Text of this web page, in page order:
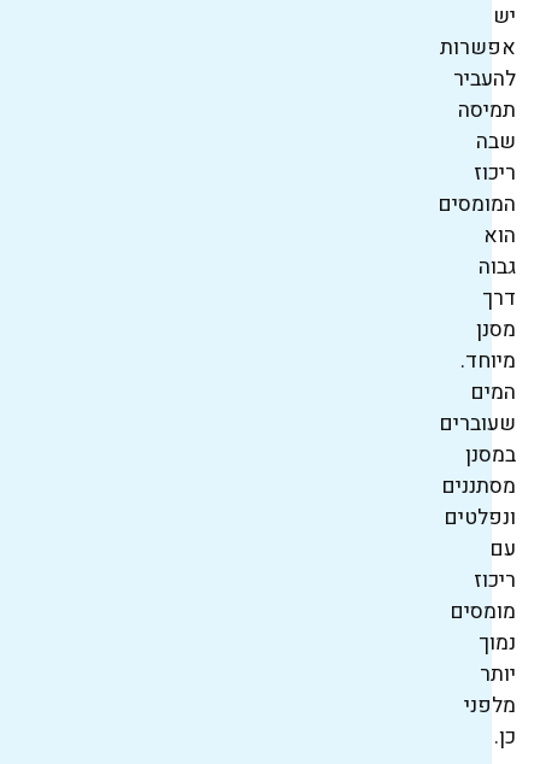
יש
אפשרות
להעביר
תמיסה
שבה
ריכוז
המומסים
הוא
גבוה
דרך
מסנן
מיוחד.
המים
שעוברים
במסנן
מסתננים
ונפלטים
עם
ריכוז
מומסים
נמוך
יותר
מלפני
כן.